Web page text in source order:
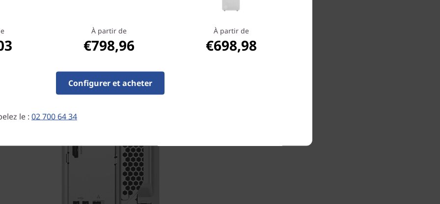
et votre streaming ne seront pas interrompus par des
À partir de
€798,96
À partir de
€698,98
Configurer et acheter
le : 02 700 64 34